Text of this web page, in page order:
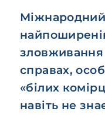
зловживання
справах,
«білих
навіть не